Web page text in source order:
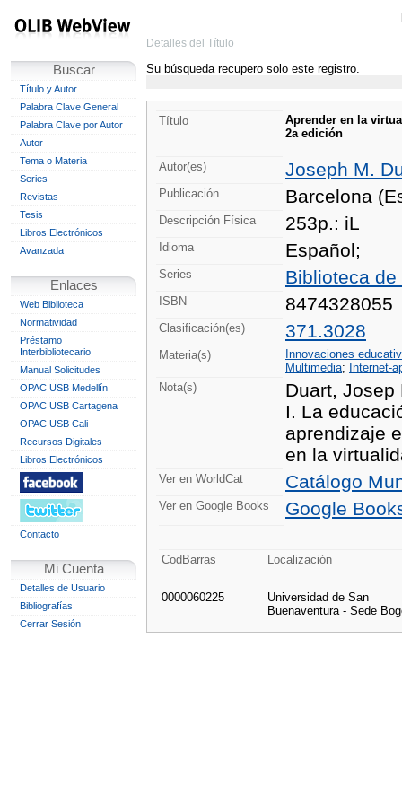
Buscar
Título y Autor
Palabra Clave General
Palabra Clave por Autor
Autor
Tema o Materia
Series
Revistas
Tesis
Libros Electrónicos
Avanzada
Enlaces
Web Biblioteca
Normatividad
Préstamo
Interbibliotecario
Manual Solicitudes
OPAC USB Medellín
OPAC USB Cartagena
OPAC USB Cali
Recursos Digitales
Libros Electrónicos
Contacto
Mi Cuenta
Detalles de Usuario
Bibliografías
Cerrar Sesión
Detalles del Título
Su búsqueda recupero solo este registro.
Título
Aprender en la
2a edición
Autor(es) Joseph M.
Publicación Barcelona
Descripción Física 253p.: iL
Idioma Español;
Series Biblioteca
ISBN 8474328055
Clasificación(es) 371.3028
Materia(s)
Innovaciones
Multimedia; Internet-
Nota(s)
Duart, Josep
I. La
aprendizaje
en la
Ver en WorldCat Catálogo
Ver en Google Books Google
CodBarras Localización
0000060225
Universidad de San
Buenaventura - Sede